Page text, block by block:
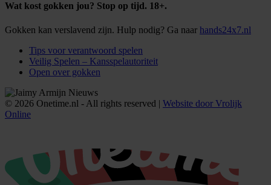
Wat kost gokken jou? Stop op tijd. 18+.
Gokken kan verslavend zijn. Hulp nodig? Ga naar hands24x7.nl
Tips voor verantwoord spelen
Veilig Spelen – Kansspelautoriteit
Open over gokken
© 2026 Onetime.nl - All rights reserved | Website door Vrolijk
Online